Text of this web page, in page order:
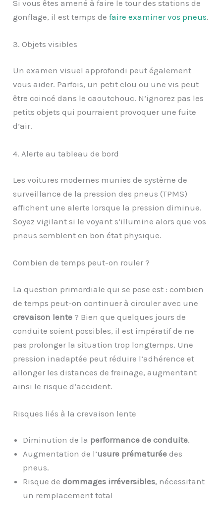
Si vous êtes amené à faire le tour des stations de
gonflage, il est temps defaire examiner vos pneus.
3. Objets visibles
Un examen visuel approfondi peut également
vous aider. Parfois, un petit clou ou une vis peut
être coincé dans le caoutchouc. N’ignorez pas les
petits objets qui pourraient provoquer une fuite
d’air.
4. Alerte au tableau de bord
Les voitures modernes munies de système de
surveillance de la pression des pneus (TPMS)
affichent une alerte lorsque la pression diminue.
Soyez vigilant si le voyant s’illumine alors que vos
pneus semblent en bon état physique.
Combien de temps peut-on rouler ?
La question primordiale qui se pose est : combien
de temps peut-on continuer à circuler avec une
crevaison lente ? Bien que quelques jours de
conduite soient possibles, il est impératif de ne
pas prolonger la situation trop longtemps. Une
pression inadaptée peut réduire l’adhérence et
allonger les distances de freinage, augmentant
ainsi le risque d’accident.
Risques liés à la crevaison lente
Diminution de la performance de conduite.
Augmentation de l’usure prématurée des
pneus.
Risque dedommages irréversibles, nécessitant
un remplacement total